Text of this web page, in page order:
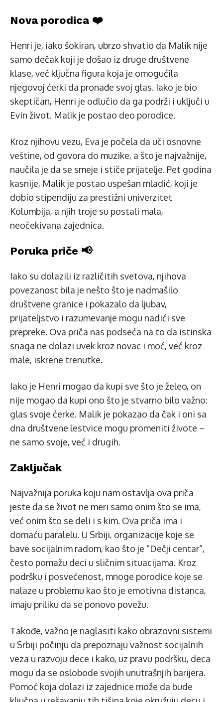
Nova porodica ❤️
Henri je, iako šokiran, ubrzo shvatio da Malik nije
samo dečak koji je došao iz druge društvene
klase, već ključna figura koja je omogućila
njegovoj ćerki da pronađe svoj glas. Iako je bio
skeptičan, Henri je odlučio da ga podrži i uključi u
Evin život. Malik je postao deo porodice.
Kroz njihovu vezu, Eva je počela da uči osnovne
veštine, od govora do muzike, a što je najvažnije,
naučila je da se smeje i stiče prijatelje. Pet godina
kasnije, Malik je postao uspešan mladić, koji je
dobio stipendiju za prestižni univerzitet
Kolumbija, a njih troje su postali mala,
neočekivana zajednica.
Poruka priče 📢
Iako su dolazili iz različitih svetova, njihova
povezanost bila je nešto što je nadmašilo
društvene granice i pokazalo da ljubav,
prijateljstvo i razumevanje mogu nadići sve
prepreke. Ova priča nas podseća na to da istinska
snaga ne dolazi uvek kroz novac i moć, već kroz
male, iskrene trenutke.
Iako je Henri mogao da kupi sve što je želeo, on
nije mogao da kupi ono što je stvarno bilo važno:
glas svoje ćerke. Malik je pokazao da čak i oni sa
dna društvene lestvice mogu promeniti živote –
ne samo svoje, već i drugih.
Zaključak
Najvažnija poruka koju nam ostavlja ova priča
jeste da se život ne meri samo onim što se ima,
već onim što se deli i s kim. Ova priča ima i
domaću paralelu. U Srbiji, organizacije koje se
bave socijalnim radom, kao što je “Dečji centar”,
često pomažu deci u sličnim situacijama. Kroz
podršku i posvećenost, mnoge porodice koje se
nalaze u problemu kao što je emotivna distanca,
imaju priliku da se ponovo povežu.
Takođe, važno je naglasiti kako obrazovni sistemi
u Srbiji počinju da prepoznaju važnost socijalnih
veza u razvoju dece i kako, uz pravu podršku, deca
mogu da se oslobode svojih unutrašnjih barijera.
Pomoć koja dolazi iz zajednice može da bude